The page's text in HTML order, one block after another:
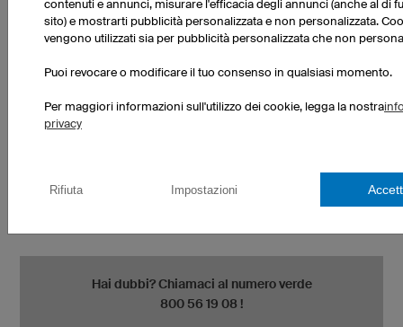
Circonferenza bacino (B)
Fai scorrere il metro da sarta attorno alle anche,
fondoschiena). La distanza tra i piedi deve
corrispondere alla larghezza delle anche/del
bacino. Abbi cura di non stringere troppo il metro
Hai dubbi? Chiamaci al numero verde
800 56 19 08 !
contenuti e annunci, misurare l'efficacia degli annunci (anche al di
sito) e mostrarti pubblicità personalizzata e non personalizzata.
vengono utilizzati sia per pubblicità personalizzata che non
Puoi revocare o modificare il tuo consenso in qualsiasi momento.
Per maggiori informazioni sull'utilizzo dei cookie, legga la nostra
privacy
Rifiuta Impostazioni